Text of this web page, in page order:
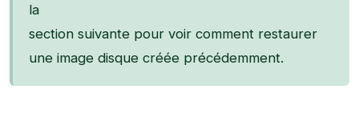
la
section suivante pour voir comment restaurer
une image disque créée précédemment.